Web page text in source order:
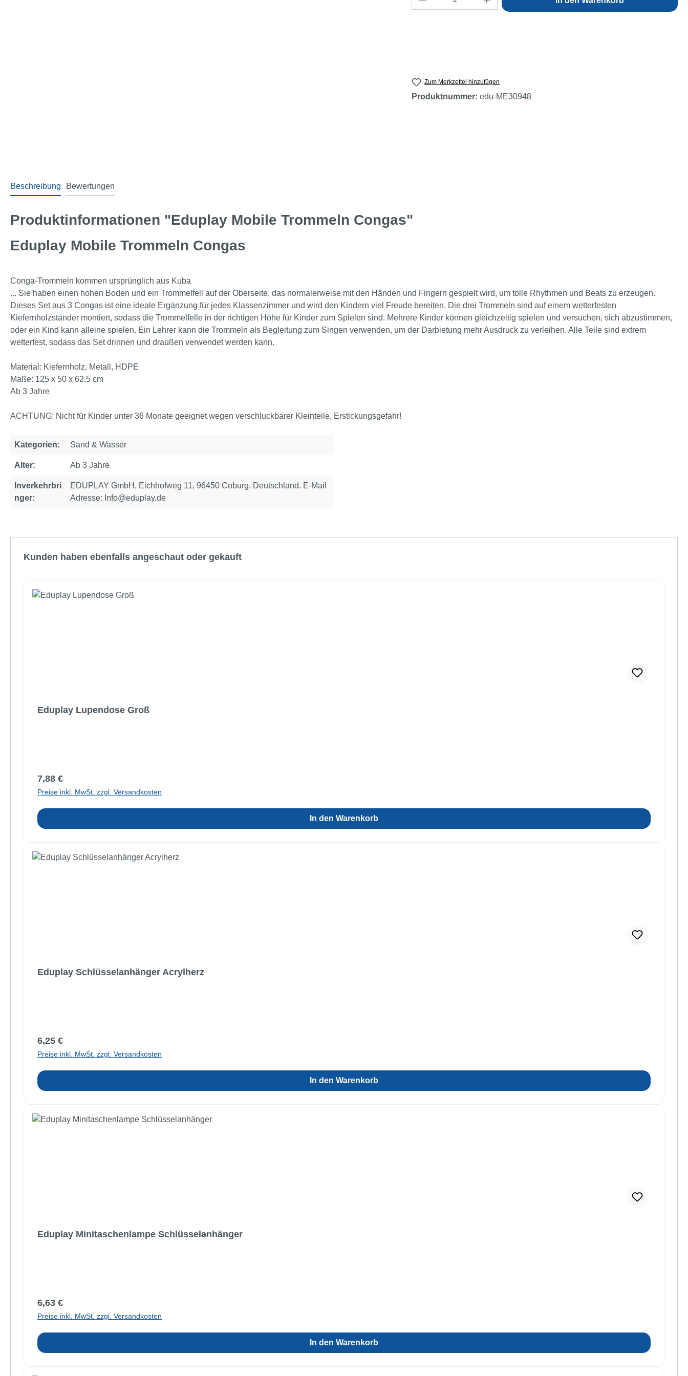
Zum Merkzettel hinzufügen
Produktnummer: edu-ME30948
Beschreibung Bewertungen
Produktinformationen "Eduplay Mobile Trommeln Congas"
Eduplay Mobile Trommeln Congas
Conga-Trommeln kommen ursprünglich aus Kuba
... Sie haben einen hohen Boden und ein Trommelfell auf der Oberseite, das normalerweise mit den Händen und Fingern gespielt wird, um tolle Rhythmen und Beats zu erzeugen.
Dieses Set aus 3 Congas ist eine ideale Ergänzung für jedes Klassenzimmer und wird den Kindern viel Freude bereiten. Die drei Trommeln sind auf einem wetterfesten
Kiefernholzständer montiert, sodass die Trommelfelle in der richtigen Höhe für Kinder zum Spielen sind. Mehrere Kinder können gleichzeitig spielen und versuchen, sich abzustimmen,
oder ein Kind kann alleine spielen. Ein Lehrer kann die Trommeln als Begleitung zum Singen verwenden, um der Darbietung mehr Ausdruck zu verleihen. Alle Teile sind extrem
wetterfest, sodass das Set drinnen und draußen verwendet werden kann.
Material: Kiefernholz, Metall, HDPE
Maße: 125 x 50 x 62,5 cm
Ab 3 Jahre
ACHTUNG: Nicht für Kinder unter 36 Monate geeignet wegen verschluckbarer Kleinteile, Erstickungsgefahr!
Kategorien: Sand & Wasser
Alter: Ab 3 Jahre
Inverkehrbri
nger:
EDUPLAY GmbH, Eichhofweg 11, 96450 Coburg, Deutschland. E-Mail
Adresse: Info@eduplay.de
Kunden haben ebenfalls angeschaut oder gekauft
Eduplay Lupendose Groß
Regulärer Preis:
7,88 €
Preise inkl. MwSt. zzgl. Versandkosten
In den Warenkorb
Eduplay Schlüsselanhänger Acrylherz
Regulärer Preis:
6,25 €
Preise inkl. MwSt. zzgl. Versandkosten
In den Warenkorb
Eduplay Minitaschenlampe Schlüsselanhänger
Regulärer Preis:
6,63 €
Preise inkl. MwSt. zzgl. Versandkosten
In den Warenkorb